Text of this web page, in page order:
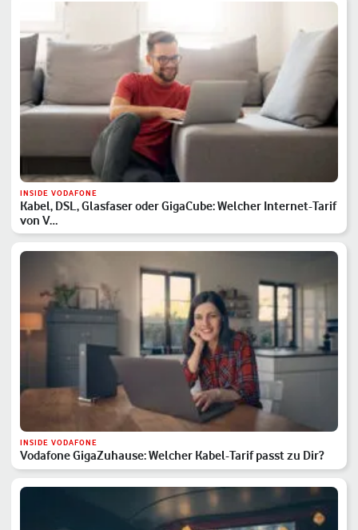
INSIDE VODAFONE
Kabel, DSL, Glasfaser oder GigaCube: Welcher Internet-Tarif
von V…
INSIDE VODAFONE
Vodafone GigaZuhause: Welcher Kabel-Tarif passt zu Dir?